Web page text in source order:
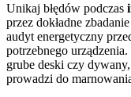
Unikaj błędów podczas
przez dokładne
audyt energetyczny
potrzebnego
grube deski czy
prowadzi do